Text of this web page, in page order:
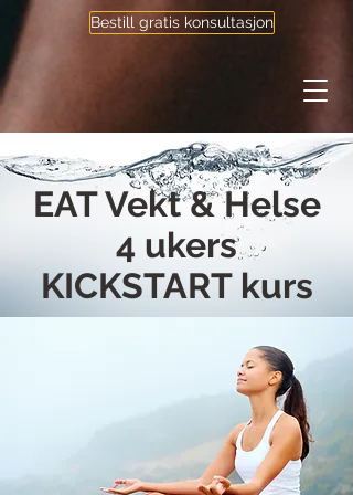
Bestill gratis konsultasjon
EAT Vekt & Helse
4 ukers
KICKSTART kurs